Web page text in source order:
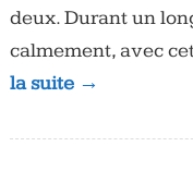
deux. Durant un
calmement, avec
la suite →